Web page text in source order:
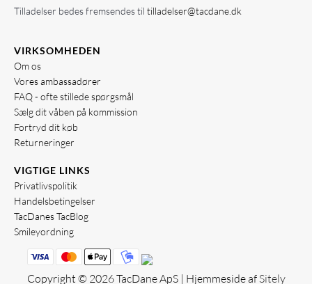
Tilladelser bedes fremsendes til tilladelser@tacdane.dk
VIRKSOMHEDEN
Om os
Vores ambassadører
FAQ - ofte stillede spørgsmål
Sælg dit våben på kommission
Fortryd dit køb
Returneringer
VIGTIGE LINKS
Privatlivspolitik
Handelsbetingelser
TacDanes TacBlog
Smileyordning
Copyright © 2026 TacDane ApS | Hjemmeside af Sitely